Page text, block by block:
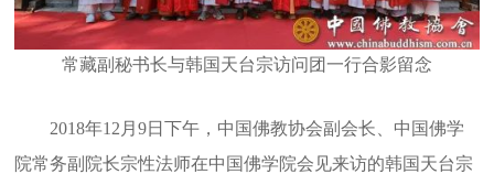
常藏副秘书长与韩国天台宗访问团一行合影留念
2018年12月9日下午，中国佛教协会副会长、中国佛学
院常务副院长宗性法师在中国佛学院会见来访的韩国天台宗